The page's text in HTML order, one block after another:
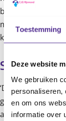
Toestemming
Deze website
We gebruiken
personaliseren,
en om ons
informatie over
belichtten het
medische
kwamen.
Samen
‘Door kennis en
gezinnen eerder
aanwezigen